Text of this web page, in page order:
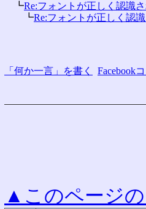
┗Re:フォントが正しく認識さ
┗Re:フォントが正しく認
「何か一言」を書く Facebook
▲このページ